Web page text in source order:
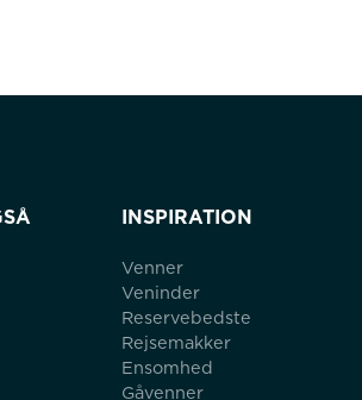
INSPIRATION
Venner
Veninder
Reservebedste
Rejsemakker
Ensomhed
Gåvenner